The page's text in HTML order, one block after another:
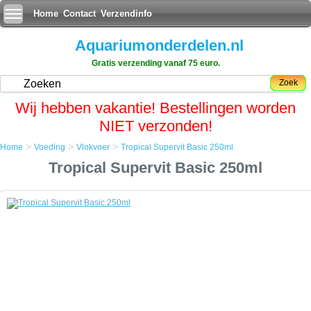
Home Contact Verzendinfo
Aquariumonderdelen.nl
Gratis verzending vanaf 75 euro.
Zoek
Wij hebben vakantie! Bestellingen worden
NIET verzonden!
Tropical Supervit Basic 250ml
Home > Voeding > Vlokvoer > Tropical Supervit Basic 250ml
Tropical Supervit Basic 250ml